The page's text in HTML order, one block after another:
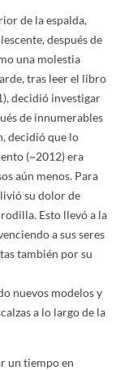
de la espalda,
después de
una molestia
tras leer el libro
decidió investigar
de innumerables
decidió que lo
(~2012) era
aún menos. Para
su dolor de
Esto llevó a la
a sus seres
también por su
nuevos modelos y
a lo largo de la
un tiempo en